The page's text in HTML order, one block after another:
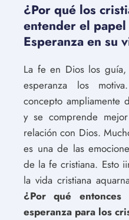
¿Por qué los
entender el
Esperanza en su
La fe en Dios los
esperanza los
concepto ampliamente
y se comprende
relación con Dios.
es una de las
de la fe cristiana. Esto
la vida cristiana
¿Por qué
esperanza para los